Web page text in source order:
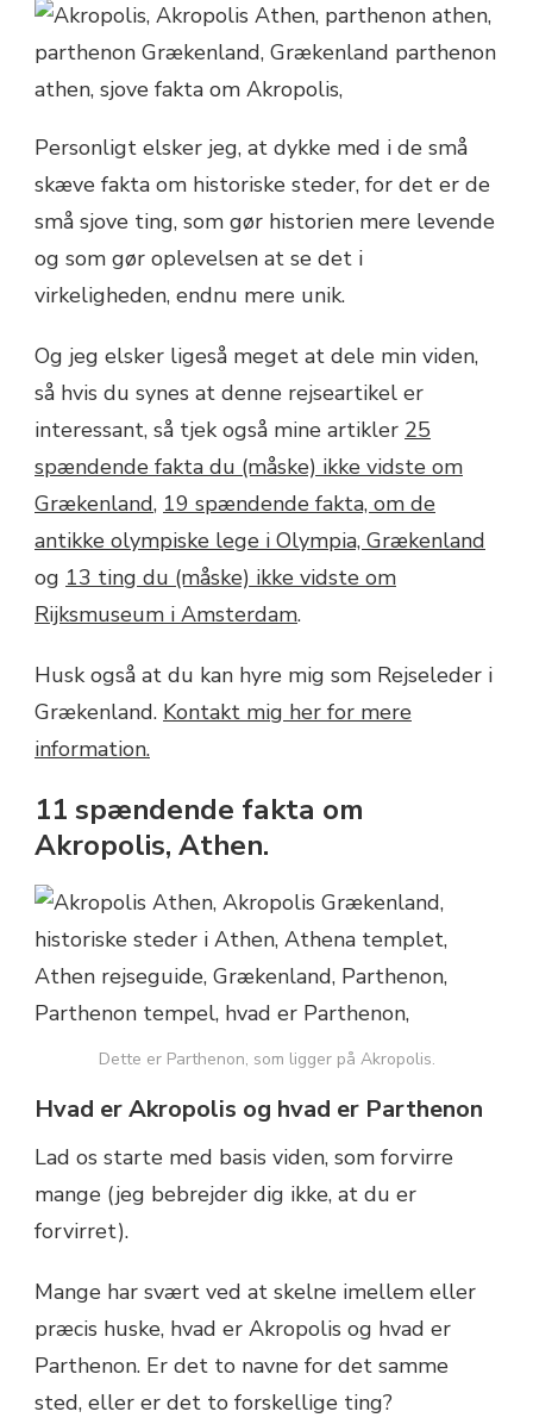
Personligt elsker jeg, at dykke med i de små
skæve fakta om historiske steder, for det er de
små sjove ting, som gør historien mere levende
og som gør oplevelsen at se det i
virkeligheden, endnu mere unik.
Og jeg elsker ligeså meget at dele min viden,
så hvis du synes at denne rejseartikel er
interessant, så tjek også mine artikler 25
spændende fakta du (måske) ikke vidste om
Grækenland, 19 spændende fakta, om de
antikke olympiske lege i Olympia, Grækenland
og 13 ting du (måske) ikke vidste om
Rijksmuseum i Amsterdam.
Husk også at du kan hyre mig som Rejseleder i
Grækenland. Kontakt mig her for mere
information.
11 spændende fakta om
Akropolis, Athen.
Dette er Parthenon, som ligger på Akropolis.
Hvad er Akropolis og hvad er Parthenon
Lad os starte med basis viden, som forvirre
mange (jeg bebrejder dig ikke, at du er
forvirret).
Mange har svært ved at skelne imellem eller
præcis huske, hvad er Akropolis og hvad er
Parthenon. Er det to navne for det samme
sted, eller er det to forskellige ting?